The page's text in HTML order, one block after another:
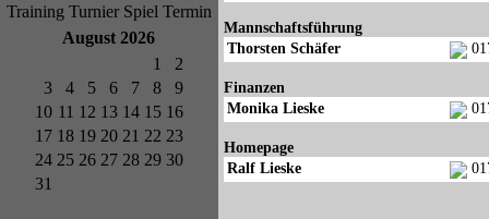
Training Turnier Spiel Termin
August 2026
1
2
3
4 5 6 7 8
9
10 11 12 13 14 15 16
17 18 19 20 21 22 23
24 25 26 27 28 29 30
31
Mannschaftsführung
Thorsten Schäfer
Finanzen
Monika Lieske
Homepage
Ralf Lieske